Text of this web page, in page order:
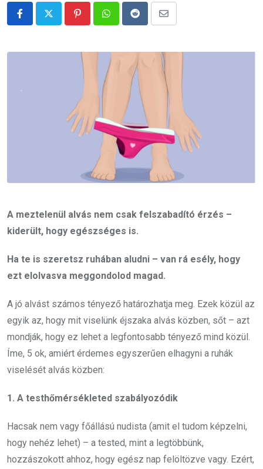
PinterestWhatsappRedditShare
Email
A meztelenül alvás nem csak felszabadító érzés –
kiderült, hogy egészséges is.
Ha te is szeretsz ruhában aludni – van rá esély, hogy
ezt elolvasva meggondolod magad.
A jó alvást számos tényező határozhatja meg. Ezek közül az
egyik az, hogy mit viselünk éjszaka alvás közben, sőt – azt
mondják, hogy ez lehet a legfontosabb tényező mind közül.
Íme, 5 ok, amiért érdemes egyszerűen elhagyni a ruhák
viselését alvás közben:
1. A testhőmérsékleted szabályozódik
Hacsak nem vagy főállású nudista (amit el tudom képzelni,
hogy nehéz lehet) – a tested, mint a legtöbbünk,
hozzászokott ahhoz, hogy egész nap felöltözve vagy. Ezért,